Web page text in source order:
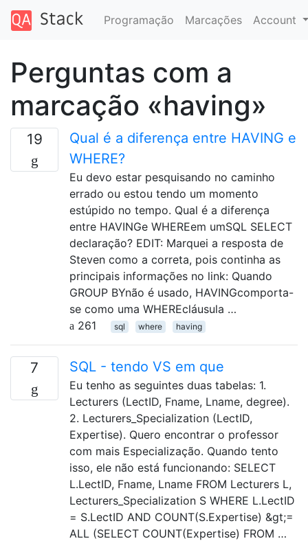
Programação Marcações Account
Perguntas com a
marcação «having»
19
Qual é a diferença entre HAVING e
WHERE?
Eu devo estar pesquisando no caminho
errado ou estou tendo um momento
estúpido no tempo. Qual é a diferença
entre HAVINGe WHEREem umSQL SELECT
declaração? EDIT: Marquei a resposta de
Steven como a correta, pois continha as
principais informações no link: Quando
GROUP BYnão é usado, HAVINGcomporta-
se como uma WHEREcláusula …
261
sql where having
7 SQL - tendo VS em que
Eu tenho as seguintes duas tabelas: 1.
Lecturers (LectID, Fname, Lname, degree).
2. Lecturers_Specialization (LectID,
Expertise). Quero encontrar o professor
com mais Especialização. Quando tento
isso, ele não está funcionando: SELECT
L.LectID, Fname, Lname FROM Lecturers L,
Lecturers_Specialization S WHERE L.LectID
= S.LectID AND COUNT(S.Expertise) &gt;=
ALL (SELECT COUNT(Expertise) FROM …